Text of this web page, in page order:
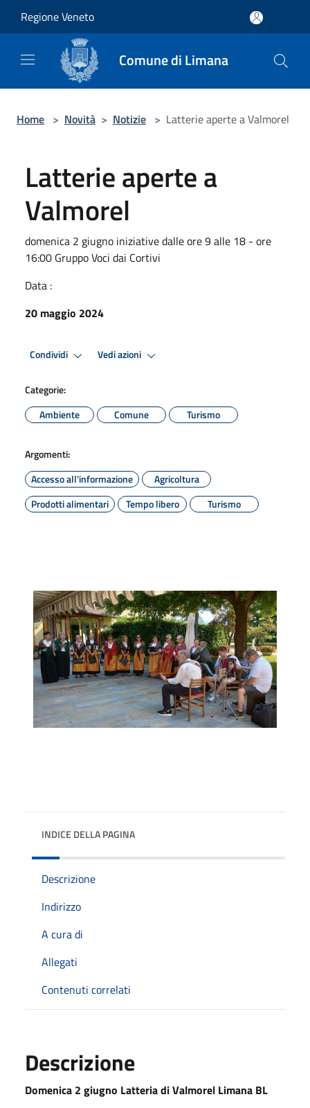
Regione Veneto
Comune di Limana
Home > Novità > Notizie > Latterie aperte a Valmorel
Latterie aperte a
Valmorel
domenica 2 giugno iniziative dalle ore 9 alle 18 - ore
16:00 Gruppo Voci dai Cortivi
Data :
20 maggio 2024
Condividi Vedi azioni
Categorie:
Ambiente
Comune Turismo
Argomenti:
Accesso all'informazione
Agricoltura
Prodotti alimentari
Tempo libero Turismo
INDICE DELLA PAGINA
Descrizione
Indirizzo
A cura di
Allegati
Contenuti correlati
Descrizione
Domenica 2 giugno Latteria di Valmorel Limana BL